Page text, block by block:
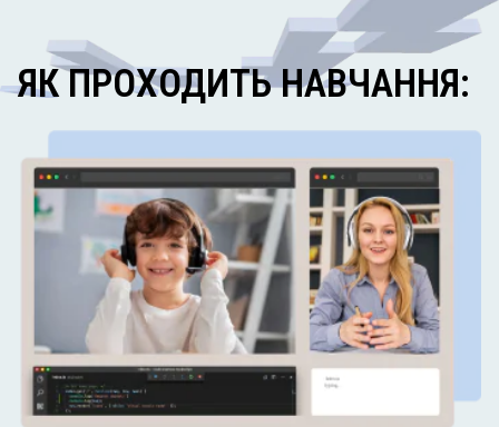
ЯК ПРОХОДИТЬ НАВЧАННЯ: